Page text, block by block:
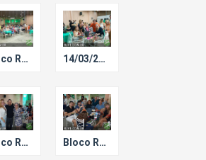
Bloco Ressaca de Carnaval. 14/03/2026 - Bloco Ressaca de Carnaval.
Bloco Ressaca de Carnaval. Bloco Ressaca de Carnaval.